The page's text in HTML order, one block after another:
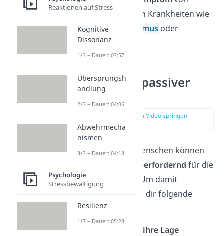
anderen psychischen Krankheiten wie
Depression,
Narzissmus oder
Borderline-Störung.
Umgang mit passiver
Aggression
zur Stelle im Video springen
(02:17)
Passiv aggressive Menschen können
überfordernd für die
Mitmenschen
sein. Um damit
umzugehen, können dir folgende
Tipps helfen:
Versetze dich in ihre Lage
Reaktionen auf Stress
Kognitive
Dissonanz
1/3 – Dauer: 03:57
Übersprungsh
andlung
2/3 – Dauer: 04:06
Abwehrmecha
nismen
3/3 – Dauer: 04:18
Psychologie
Stressbewältigung
Resilienz
1/7 – Dauer: 05:28